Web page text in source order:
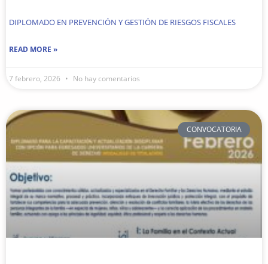
DIPLOMADO EN PREVENCIÓN Y GESTIÓN DE RIESGOS FISCALES
READ MORE »
7 febrero, 2026 No hay comentarios
CONVOCATORIA